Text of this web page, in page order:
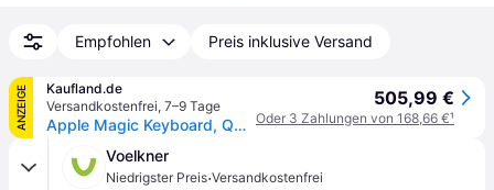
Empfohlen Preis inklusive Versand
ANZEIGE
Kaufland.de
Versandkostenfrei, 7–9 Tage
Apple Magic Keyboard, QWERTY, UK Englisch, Trackpad, Scherenschalter, 1 mm, Apple
505,99 €
Oder 3 Zahlungen von 168,66 €¹
Voelkner
Niedrigster Preis·Versandkostenfrei